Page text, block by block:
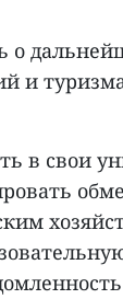
о
и
в свои